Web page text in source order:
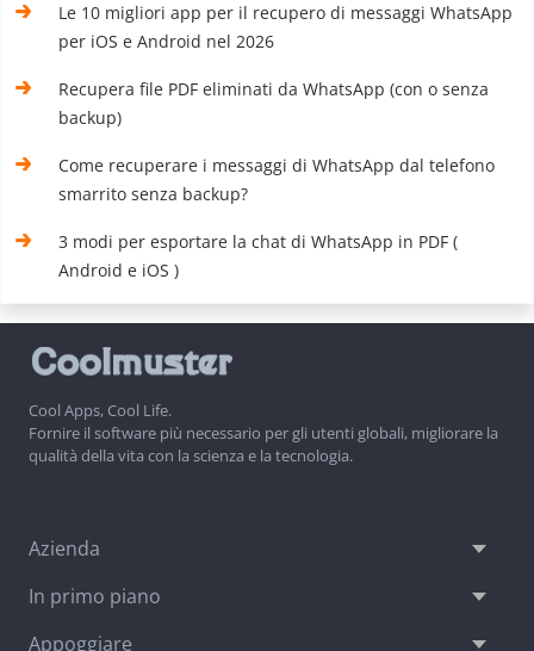
Le 10 migliori app per il recupero di messaggi WhatsApp
per iOS e Android nel 2026
Recupera file PDF eliminati da WhatsApp (con o senza
backup)
Come recuperare i messaggi di WhatsApp dal telefono
smarrito senza backup?
3 modi per esportare la chat di WhatsApp in PDF (
Android e iOS )
Cool Apps, Cool Life.
Fornire il software più necessario per gli utenti globali, migliorare la
qualità della vita con la scienza e la tecnologia.
Azienda
In primo piano
Appoggiare